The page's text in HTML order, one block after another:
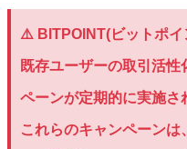
⚠️ BITPOINT(ビットポイ
既存ユーザーの取引活
ペーンが定期的に実施さ
これらのキャンペーン